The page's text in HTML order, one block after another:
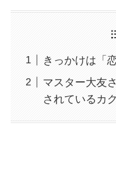
きっかけは「
マスター大友
されているカ